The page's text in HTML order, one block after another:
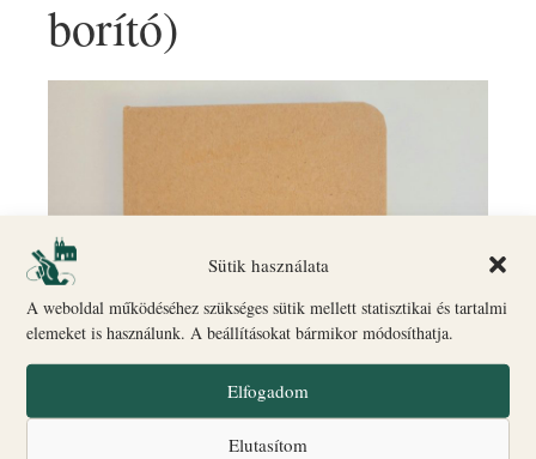
Sütik használata
A weboldal működéséhez szükséges sütik mellett statisztikai és tartalmi
elemeket is használunk. A beállításokat bármikor módosíthatja.
Elfogadom
Elutasítom
borító)